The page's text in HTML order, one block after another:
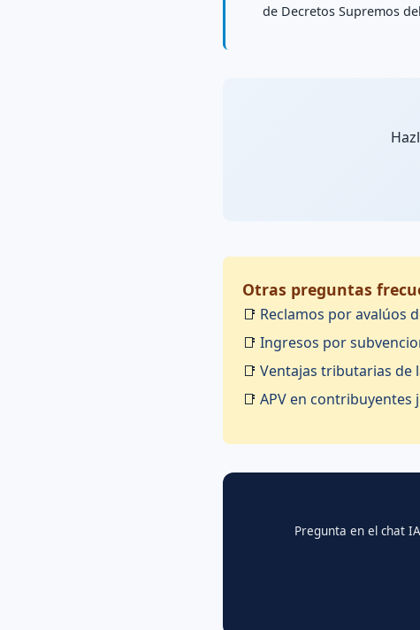
de Decretos Supremos
Otras preguntas
📑 Reclamos por avalúos
📑Ingresos por
📑Ventajas tributarias de
📑APV en contribuyentes
Pregunta en el chat